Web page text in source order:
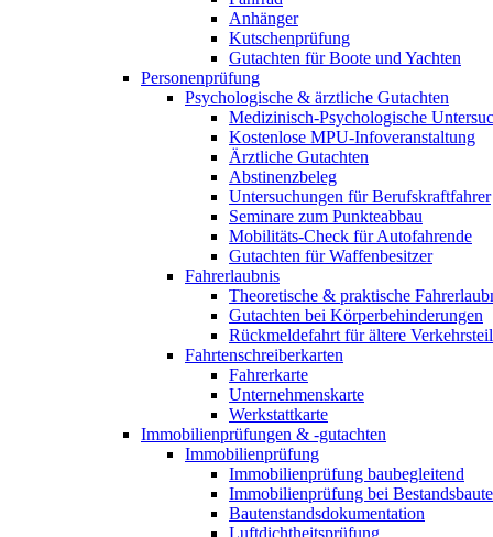
Anhänger
Kutschenprüfung
Gutachten für Boote und Yachten
Personenprüfung
Psychologische & ärztliche Gutachten
Medizinisch-Psychologische
Kostenlose MPU-Infoveranstaltung
Ärztliche Gutachten
Abstinenzbeleg
Untersuchungen für Berufskraftfahrer
Seminare zum Punkteabbau
Mobilitäts-Check für Autofahrende
Gutachten für Waffenbesitzer
Fahrerlaubnis
Theoretische & praktische
Gutachten bei Körperbehinderungen
Rückmeldefahrt für ältere
Fahrtenschreiberkarten
Fahrerkarte
Unternehmenskarte
Werkstattkarte
Immobilienprüfungen & -gutachten
Immobilienprüfung
Immobilienprüfung baubegleitend
Immobilienprüfung bei
Bautenstandsdokumentation
Luftdichtheitsprüfung